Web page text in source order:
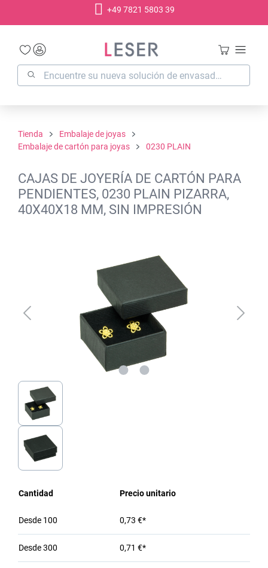
+49 7821 5803 39
Tienda
Embalaje de joyas
Embalaje de cartón para joyas
0230 PLAIN
CAJAS DE JOYERÍA DE CARTÓN PARA
PENDIENTES, 0230 PLAIN PIZARRA,
40X40X18 MM, SIN IMPRESIÓN
Cantidad Precio unitario
Desde 100 0,73 €*
Desde300 0,71 €*